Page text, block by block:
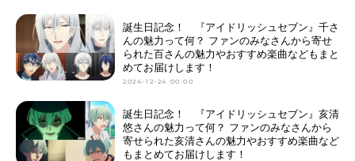
誕生日記念！ 『アイドリッシュセブン』千さ
んの魅力って何？ ファンのみなさんから寄せ
られた百さんの魅力やおすすめ楽曲などもまと
めてお届けします！
2024-12-24 00:00
誕生日記念！ 『アイドリッシュセブン』亥清
悠さんの魅力って何？ ファンのみなさんから
寄せられた亥清さんの魅力やおすすめ楽曲など
もまとめてお届けします！